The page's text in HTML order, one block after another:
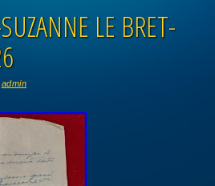
LE BRET-
admin